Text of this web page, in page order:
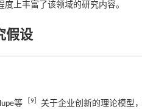
上丰富了该领域的研究内容。
假设
等 ［9
关于企业创新的理论模型